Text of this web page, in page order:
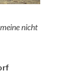
nicht